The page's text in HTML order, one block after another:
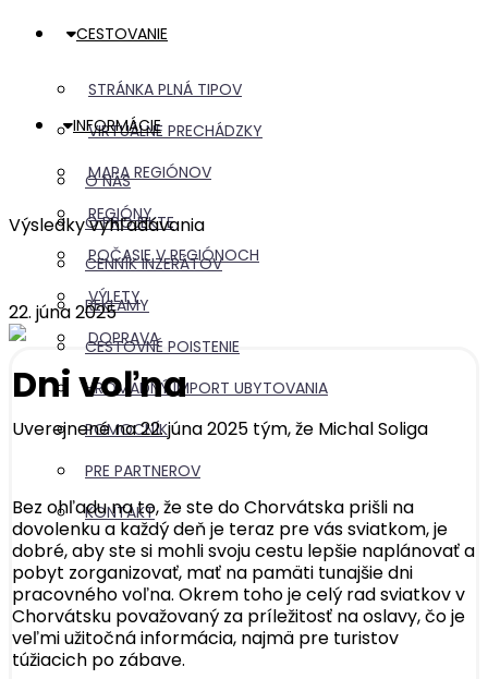
CESTOVANIE
STRÁNKA PLNÁ TIPOV
VIRTUÁLNE PRECHÁDZKY
MAPA REGIÓNOV
REGIÓNY
POČASIE V REGIÓNOCH
VÝLETY
DOPRAVA
INFORMÁCIE
O NÁS
O PROJEKTE
CENNÍK INZERÁTOV
REKLAMY
CESTOVNÉ POISTENIE
HROMADNÝ IMPORT UBYTOVANIA
POMOCNÍK
PRE PARTNEROV
KONTAKT
Výsledky vyhľadávania
22. júna 2025
Dni voľna
Uverejnené na 22. júna 2025 tým, že Michal Soliga
Bez ohľadu na to, že ste do Chorvátska prišli na
dovolenku a každý deň je teraz pre vás sviatkom, je
dobré, aby ste si mohli svoju cestu lepšie naplánovať a
pobyt zorganizovať, mať na pamäti tunajšie dni
pracovného voľna. Okrem toho je celý rad sviatkov v
Chorvátsku považovaný za príležitosť na oslavy, čo je
veľmi užitočná informácia, najmä pre turistov
túžiacich po zábave.